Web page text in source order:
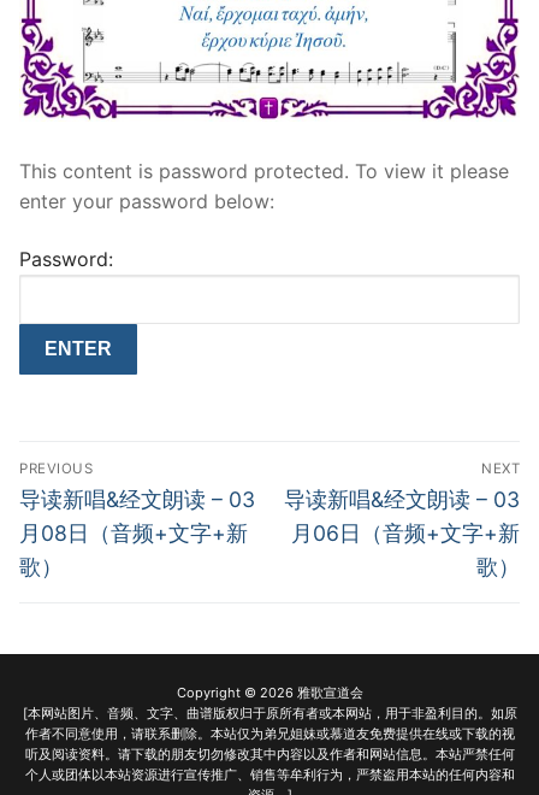
This content is password protected. To view it please
enter your password below:
Password:
Post
navigation
PREVIOUS
Previous
post:
导读新唱&经文朗读 – 03
月08日（音频+文字+新
歌）
NEXT
Next
post:
导读新唱&经文朗读 – 03
月06日（音频+文字+新
歌）
Copyright © 2026 雅歌宣道会
[本网站图片、音频、文字、曲谱版权归于原所有者或本网站，用于非盈利目的。如原
作者不同意使用，请联系删除。本站仅为弟兄姐妹或慕道友免费提供在线或下载的视
听及阅读资料。请下载的朋友切勿修改其中内容以及作者和网站信息。本站严禁任何
个人或团体以本站资源进行宣传推广、销售等牟利行为，严禁盗用本站的任何内容和